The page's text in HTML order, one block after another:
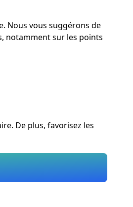
Nous vous suggérons de
notamment sur les points
De plus, favorisez les